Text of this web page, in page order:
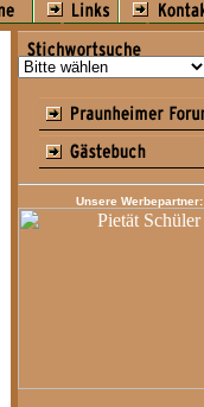
Unsere Werbepartner: